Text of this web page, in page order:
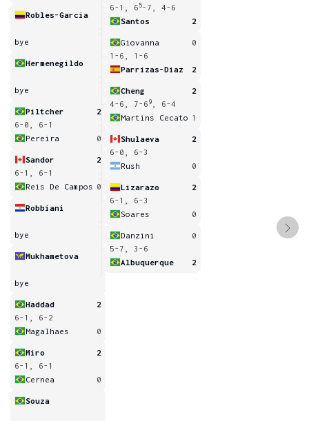
Robles-Garcia
bye
Hermenegildo
bye
Piltcher
2
6-0, 6-1
Pereira
0
Sandor
2
6-1, 6-1
Reis De Campos 0
Robbiani
bye
Mukhametova
bye
Haddad
2
6-1, 6-2
Magalhaes
0
Miro
2
6-1, 6-1
Cernea
0
Souza
6-1, 6 5-7, 4-6
Santos
2
Giovanna
0
1-6, 1-6
Parrizas-Diaz
2
Cheng
2
4-6, 7-6 9
, 6-4
Martins Cecato 1
Shulaeva
2
6-0, 6-3
Rush
0
Lizarazo
2
6-1, 6-3
Soares
0
Danzini
0
5-7, 3-6
Albuquerque
2